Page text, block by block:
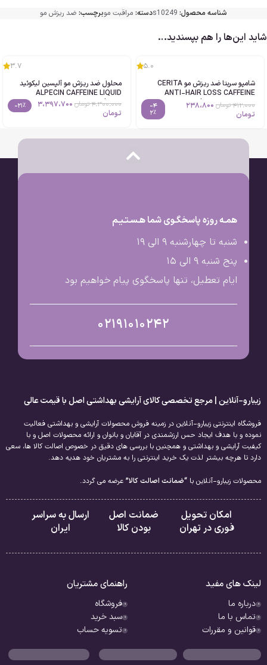
شناسه محصول: s10249دسته: مراقبت موبرچسب: ضد ریزش مو
شاید این‌ها را هم بپسندید…
5.0
شامپو سریتا ضد ریزش مو CERITA
ANTI-HAIR LOSS CAFFEINE
SHAMPOO حجم200ml
412،000تومان 238،800
تومان
-4
2%
3.7
محلول ضد ریزش مو آلپسین لیکوئید
ALPECIN CAFFEINE LIQUID
حجم200ml اصل
4،300،000تومان 3،397،700
تومان
-21%
همـه روزه پاسخگـوی شما هـسـتـیـم
شنبه تا چهارشنبه 9 الی ۱۹
پنج شنبه 9 الی ۱۵
ایام تعطیل، تنها پاسخگوی پیام خواهیم بود
02191010242
زیبارو-آنلاین | مرجع تخصصی کالای آرایشی بهداشتی اصل با قیمت عالی
فروشگاه اینترنتی زیبارو-آنلاین در زمینه فروش محصولات آرایشی و بهداشتی فعالیت
نموده و با هدف ایجاد حس ارزشمندی در آقایان و بانوان و ارائه محصولات اصل و با
کیفیت آرایشی و بهداشتی و همچنین با بررسی های دقیق در خصوص اصالت کالا ها، سعی
دارد تا هرچه بیشتر لذت یک خرید اینترنتی را به مشتریان خود هدیه دهد.
محصولات زیبارو-آنلاین با “ضمانت اصالت کالا” عرضه می گردد.
امکان تحویل
فوری در تهران
ضمانت اصل
بودن کالا
ارسال به سراسر
ایران
لینک های مفید
درباره ما
تماس با ما
قوانین و مقررات
راهنمای مشتریان
فروشگاه
سبد خرید
تسویه حساب